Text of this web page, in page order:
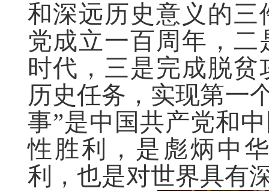
和深远历史意义的
党成立一百周年，
时代，三是完成脱
历史任务，实现第一
事”是中国共产党和
性胜利，是彪炳中
利，也是对世界具有